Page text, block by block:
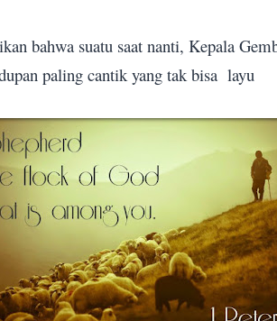
bahwa suatu saat nanti, Kepala
paling cantik yang tak bisa layu